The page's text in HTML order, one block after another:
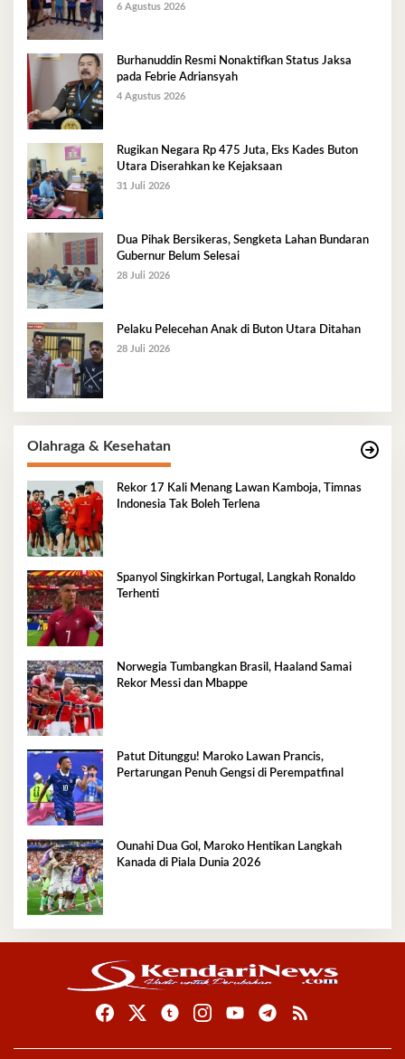
6 Agustus 2026
Burhanuddin Resmi Nonaktifkan Status Jaksa
pada Febrie Adriansyah
4 Agustus 2026
Rugikan Negara Rp 475 Juta, Eks Kades Buton
Utara Diserahkan ke Kejaksaan
31 Juli 2026
Dua Pihak Bersikeras, Sengketa Lahan Bundaran
Gubernur Belum Selesai
28 Juli 2026
Pelaku Pelecehan Anak di Buton Utara Ditahan
28 Juli 2026
Olahraga & Kesehatan
Rekor 17 Kali Menang Lawan Kamboja, Timnas
Indonesia Tak Boleh Terlena
Spanyol Singkirkan Portugal, Langkah Ronaldo
Terhenti
Norwegia Tumbangkan Brasil, Haaland Samai
Rekor Messi dan Mbappe
Patut Ditunggu! Maroko Lawan Prancis,
Pertarungan Penuh Gengsi di Perempatfinal
Ounahi Dua Gol, Maroko Hentikan Langkah
Kanada di Piala Dunia 2026